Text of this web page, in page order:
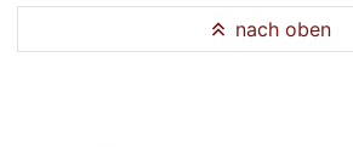
nach oben